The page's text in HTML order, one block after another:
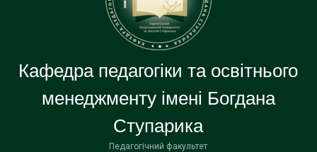
Кафедра педагогіки та освітнього
менеджменту імені Богдана
Ступарика
Педагогічний факультет